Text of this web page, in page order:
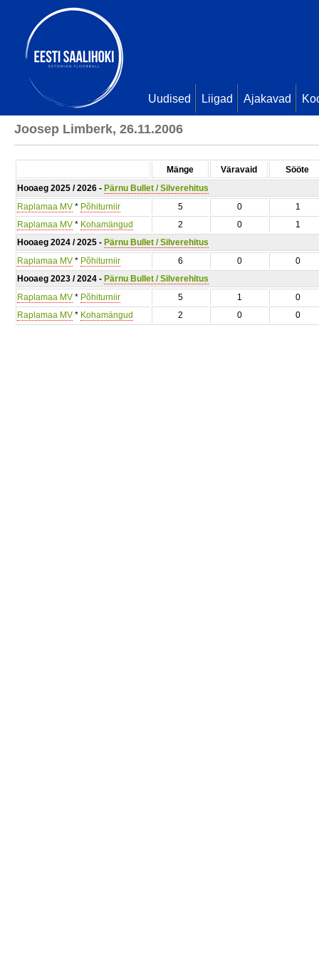
Uudised Liigad Ajakavad
Joosep Limberk, 26.11.2006
Mänge Väravaid
Sööte
Hooaeg 2025 / 2026 - Pärnu Bullet / Silverehitus
Raplamaa MV * Põhiturniir 5 0
1
Raplamaa MV * Kohamängud 2 0
1
Hooaeg 2024 / 2025 - Pärnu Bullet / Silverehitus
Raplamaa MV * Põhiturniir 6 0
0
Hooaeg 2023 / 2024 - Pärnu Bullet / Silverehitus
Raplamaa MV * Põhiturniir 5 1
0
Raplamaa MV * Kohamängud 2 0 0